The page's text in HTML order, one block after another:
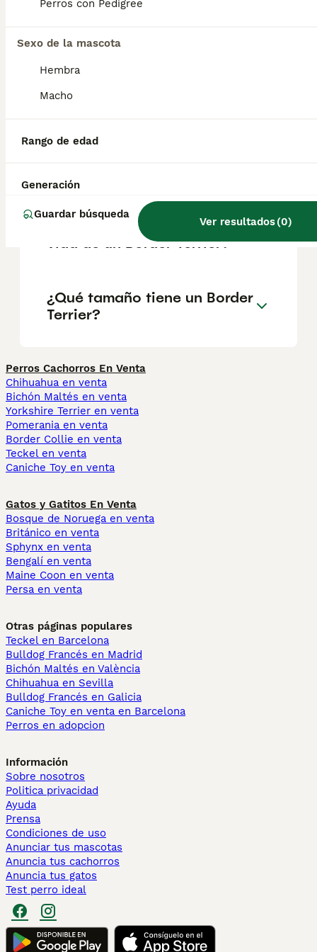
Perros con Pedigree
Sexo de la mascota
Hembra
Macho
Rango de edad
Generación
Guardar búsqueda
Ver resultados(0)
¿Cómo es el carácter de
¿Cuáles son las ventajas y
¿Cuál es la esperanza de
vida de un Border Terrier?
¿Qué tamaño tiene un Border
Terrier?
Perros Cachorros En Venta
Chihuahua en venta
Bichón Maltés en venta
Yorkshire Terrier en venta
Pomerania en venta
Border Collie en venta
Teckel en venta
Caniche Toy en venta
Gatos y Gatitos En Venta
Bosque de Noruega en venta
Británico en venta
Sphynx en venta
Bengalí en venta
Maine Coon en venta
Persa en venta
Otras páginas populares
Teckel en Barcelona
Bulldog Francés en Madrid
Bichón Maltés en València
Chihuahua en Sevilla
Bulldog Francés en Galicia
Caniche Toy en venta en Barcelona
Perros en adopcion
Información
Sobre nosotros
Politica privacidad
Ayuda
Prensa
Condiciones de uso
Anunciar tus mascotas
Anuncia tus cachorros
Anuncia tus gatos
Test perro ideal